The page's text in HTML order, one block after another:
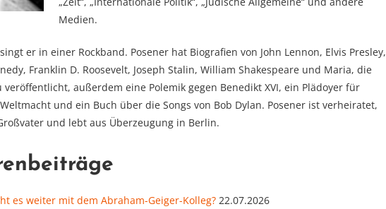
Medien.
er in einer Rockband. Posener hat Biografien von John Lennon, Elvis Presley,
Franklin D. Roosevelt, Joseph Stalin, William Shakespeare und Maria, die
veröffentlicht, außerdem eine Polemik gegen Benedikt XVI, ein Plädoyer für
und ein Buch über die Songs von Bob Dylan. Posener ist verheiratet,
und lebt aus Überzeugung in Berlin.
es weiter mit dem Abraham-Geiger-Kolleg? 22.07.2026